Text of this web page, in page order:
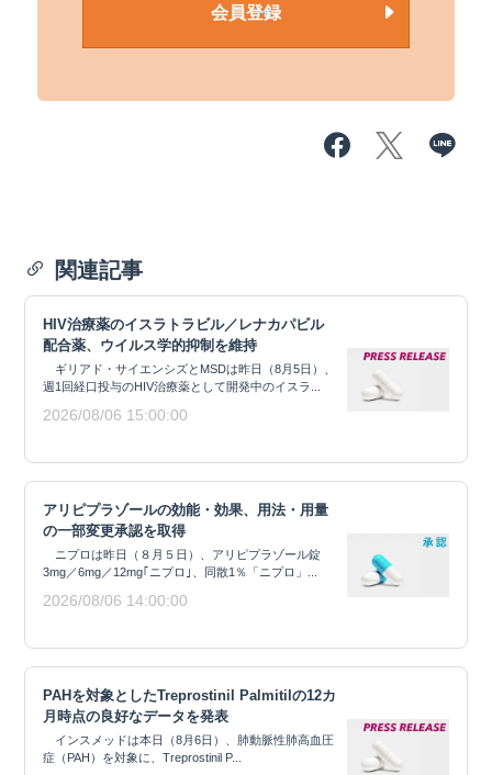
会員登録
関連記事
HIV治療薬のイスラトラビル／レナカパビル
配合薬、ウイルス学的抑制を維持
ギリアド・サイエンシズとMSDは昨日（8月5日）、
週1回経口投与のHIV治療薬として開発中のイスラ...
2026/08/06 15:00:00
アリピプラゾールの効能・効果、用法・用量
の一部変更承認を取得
ニプロは昨日（８月５日）、アリピプラゾール錠
3mg／6mg／12mg｢ニプロ｣、同散1％「ニプロ」...
2026/08/06 14:00:00
PAHを対象としたTreprostinil Palmitilの12カ
月時点の良好なデータを発表
インスメッドは本日（8月6日）、肺動脈性肺高血圧
症（PAH）を対象に、Treprostinil P...